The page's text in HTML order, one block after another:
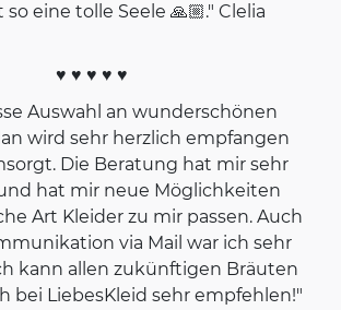
so eine tolle Seele 🙏🏼." Clelia
♥ ♥ ♥ ♥ ♥
Auswahl an wunderschönen
wird sehr herzlich empfangen
Die Beratung hat mir sehr
hat mir neue Möglichkeiten
Art Kleider zu mir passen. Auch
via Mail war ich sehr
kann allen zukünftigen Bräuten
bei LiebesKleid sehr empfehlen!"